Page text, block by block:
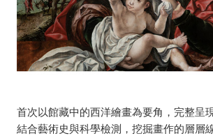
首次以館藏中的西洋繪畫為要角，完整呈
結合藝術史與科學檢測，挖掘畫作的層層